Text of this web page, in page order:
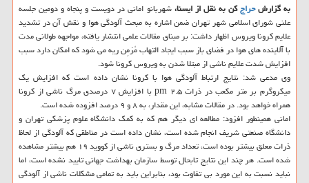
به گزارشحراجکن به نقل از ایسنا،شهربانو امانی در دویست و پنجاه و دومین جلسه
علنی شورای اسلامی شهر تهران ضمن اشاره به مبحث آلودگی هوا و نقش آن در تشدید
علایم کرونا ویروس اظهار داشت: بر مبنای مقالات علمی انتشار یافته، مواجهه طولانی مدت
با آلاینده های هوا در فضای باز سبب ایجاد التهاب مُزمِن ریه می شود که امکان دارد سبب
افزایش شدت علایم ناشی از مبتلا شدن به ویروس کرونا شود.
وی مدعی شد: نتایج ارتباط آلودگی هوا با کرونا نشان داده است که افزایش یک
میکروگرم بر متر مکعب در ذرات pm ۲.۵ با افزایش ۷ درصدی مرگ ناشی از کرونا
همراه خواهد بود. در مقالات مشابه، این مقدار، به ۸ و ۹ درصد افزوده شده است.
امانی همینطور افزود: مطالعه ای دیگر هم که به کمک دانشگاه علوم پزشکی تهران و
دانشگاه صنعتی شریف انجام شده است، نشان داده است در مناطقی که آلودگی از لحاظ
ذرات معلق بیشتر بوده است، تعداد مرگ و بستری ناشی از کووید ۱۹ هم بیشتر مشاهده
شده است. هر چند این نتایج تابحال توسط سازمان بهداشت جهانی تایید نشده است، اما
نباید نسبت به این مورد بی تفاوت بود، بنابراین باید به تمامی مشکلات ناشی از آلودگی